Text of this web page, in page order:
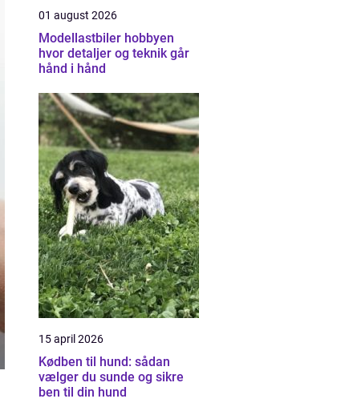
01 august 2026
Modellastbiler hobbyen
hvor detaljer og teknik går
hånd i hånd
15 april 2026
Kødben til hund: sådan
vælger du sunde og sikre
ben til din hund